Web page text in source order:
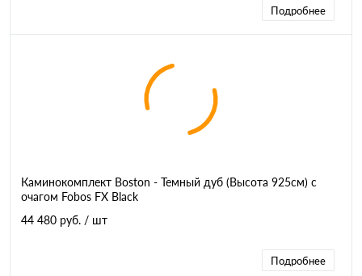
Подробнее
Каминокомплект Boston - Темный дуб (Высота 925см) с
очагом Fobos FX Black
44 480 руб. / шт
Подробнее